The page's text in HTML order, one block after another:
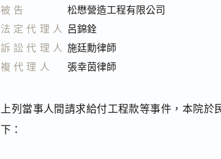
被告
松懋營造工程有限公司
法定代理人 呂錦銓
訴訟代理人 施廷勳律師
複代理人
張幸茵律師
上列當事人間請求給付工程款等事件，本院於
下：